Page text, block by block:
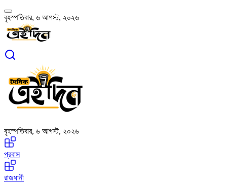
বৃহস্পতিবার, ৬ আগস্ট, ২০২৬
বৃহস্পতিবার, ৬ আগস্ট, ২০২৬
প্রবাস
রাজধানী